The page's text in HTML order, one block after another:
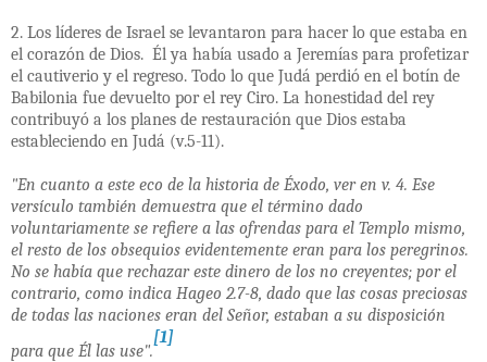
2. Los líderes de Israel se levantaron para hacer lo que estaba en
el corazón de Dios. Él ya había usado a Jeremías para profetizar
el cautiverio y el regreso. Todo lo que Judá perdió en el botín de
Babilonia fue devuelto por el rey Ciro. La honestidad del rey
contribuyó a los planes de restauración que Dios estaba
estableciendo en Judá (v.5-11).
"En cuanto a este eco de la historia de Éxodo, ver en v. 4. Ese
versículo también demuestra que el término dado
voluntariamente se refiere a las ofrendas para el Templo mismo,
el resto de los obsequios evidentemente eran para los peregrinos.
No se había que rechazar este dinero de los no creyentes; por el
contrario, como indica Hageo 2.7-8, dado que las cosas preciosas
de todas las naciones eran del Señor, estaban a su disposición
para que Él las use".
[1]